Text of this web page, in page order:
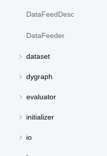
DataFeedDesc
DataFeeder
dataset
dygraph
evaluator
initializer
io